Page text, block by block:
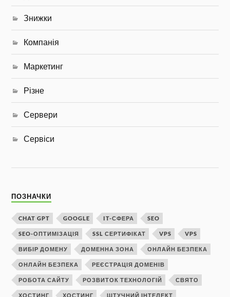
Знижки
Компанія
Маркетинг
Різне
Сервери
Сервіси
ПОЗНАЧКИ
CHAT GPT GOOGLE IT-СФЕРА SEO
SEO-ОПТИМІЗАЦІЯ SSL СЕРТИФІКАТ VPS VPS
ВИБІР ДОМЕНУ ДОМЕННА ЗОНА ОНЛАЙН БЕЗПЕКА
ОНЛАЙН БЕЗПЕКА РЕЄСТРАЦІЯ ДОМЕНІВ
РОБОТА САЙТУ РОЗВИТОК ТЕХНОЛОГІЙ СВЯТО
ХОСТИНГ ХОСТИНГ ШТУЧНИЙ ІНТЕЛЕКТ